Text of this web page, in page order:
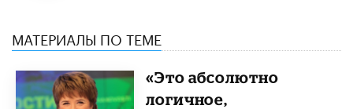
МАТЕРИАЛЫ ПО ТЕМЕ
«Это абсолютно
логичное,